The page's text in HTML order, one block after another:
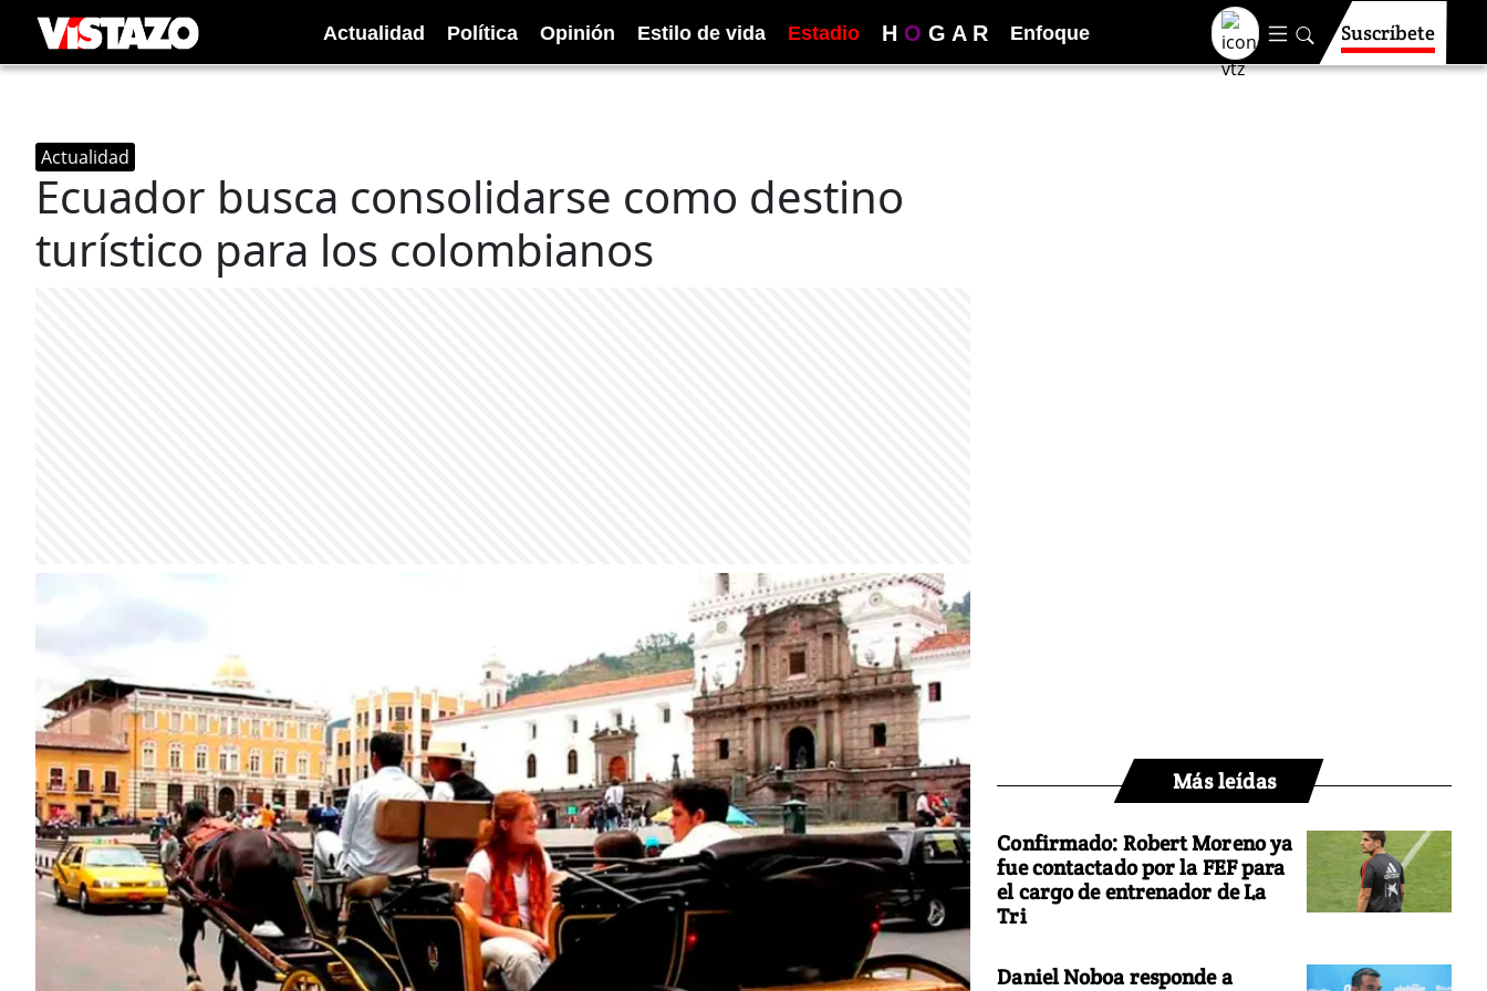
Actualidad Política Opinión Estilo de vida Estadio H O G A R Enfoque Suscríbete
Actualidad
Ecuador busca consolidarse como destino
turístico para los colombianos
Más leídas
Confirmado: Robert Moreno ya
fue contactado por la FEF para
el cargo de entrenador de La
Tri
Daniel Noboa responde a